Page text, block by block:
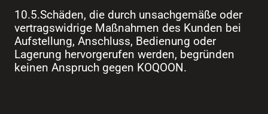
10.5.Schäden, die durch unsachgemäße oder
vertragswidrige Maßnahmen des Kunden bei
Aufstellung, Anschluss, Bedienung oder
Lagerung hervorgerufen werden, begründen
keinen Anspruch gegen KOQOON.